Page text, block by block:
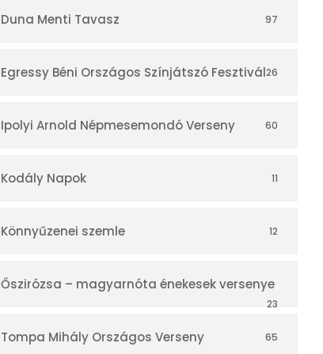
r
Duna Menti Tavasz 97
Egressy Béni Országos Színjátszó Fesztivál26
Ipolyi Arnold Népmesemondó Verseny 60
Kodály Napok 11
Könnyűzenei szemle 12
Őszirózsa – magyarnóta énekesek versenye
23
Tompa Mihály Országos Verseny 65